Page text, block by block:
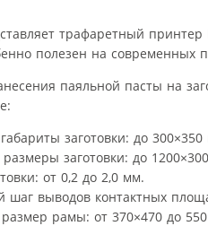
трафаретный
полезен на современных
заготовки: до
заготовки: до
от 0,2 до 2,0 мм.
выводов контактных
рамы: от 370×470 до